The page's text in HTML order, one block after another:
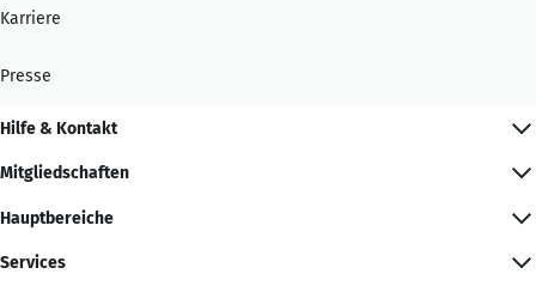
Karriere
Presse
Hilfe & Kontakt
Mitgliedschaften
Hauptbereiche
Services